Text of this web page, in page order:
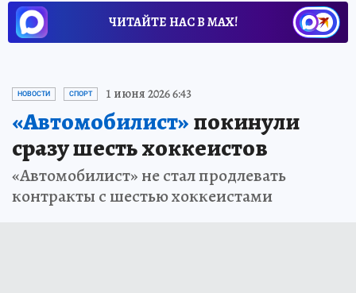
ЧИТАЙТЕ НАС В МАХ!
НОВОСТИ СПОРТ 1 июня 2026 6:43
«Автомобилист»покинули
сразу шесть хоккеистов
«Автомобилист» не стал продлевать
контракты с шестью хоккеистами